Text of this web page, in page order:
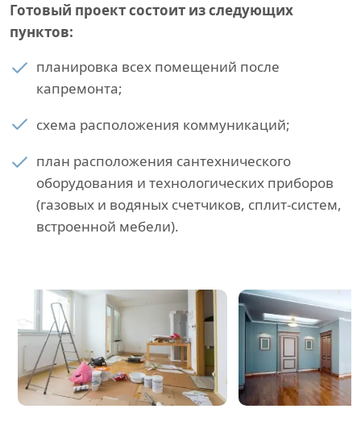
Готовый проект состоит из следующих
пунктов:
планировка всех помещений после
капремонта;
схема расположения коммуникаций;
план расположения сантехнического
оборудования и технологических приборов
(газовых и водяных счетчиков, сплит-систем,
встроенной мебели).